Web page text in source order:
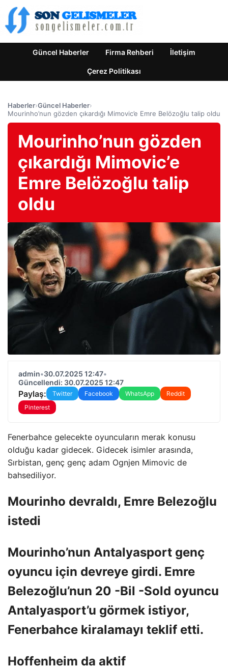
Güncel Haberler Firma Rehberi İletişim
Çerez Politikası
Haberler›Güncel Haberler›
Mourinho’nun gözden çıkardığı Mimovic’e Emre Belözoğlu talip oldu
Mourinho’nun gözden
çıkardığı Mimovic’e
Emre Belözoğlu talip
oldu
admin•30.07.2025 12:47•
Güncellendi: 30.07.2025 12:47
Paylaş: Twitter Facebook WhatsApp
Reddit
Pinterest
Fenerbahce gelecekte oyuncuların merak konusu
olduğu kadar gidecek. Gidecek isimler arasında,
Sırbistan, genç genç adam Ognjen Mimovic de
bahsediliyor.
Mourinho devraldı, Emre Belezoğlu
istedi
Mourinho’nun Antalyasport genç
oyuncu için devreye girdi. Emre
Belezoğlu’nun 20 -Bil -Sold oyuncu
Antalyasport’u görmek istiyor,
Fenerbahce kiralamayı teklif etti.
Hoffenheim da aktif